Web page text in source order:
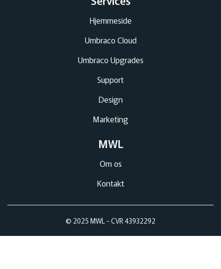
Hjemmeside
Umbraco Cloud
Umbraco Upgrades
Support
Design
Marketing
MWL
Om os
Kontakt
© 2025 MWL - CVR 43932292